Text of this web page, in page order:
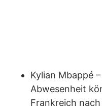
Kylian Mbappé
Abwesenheit
Frankreich